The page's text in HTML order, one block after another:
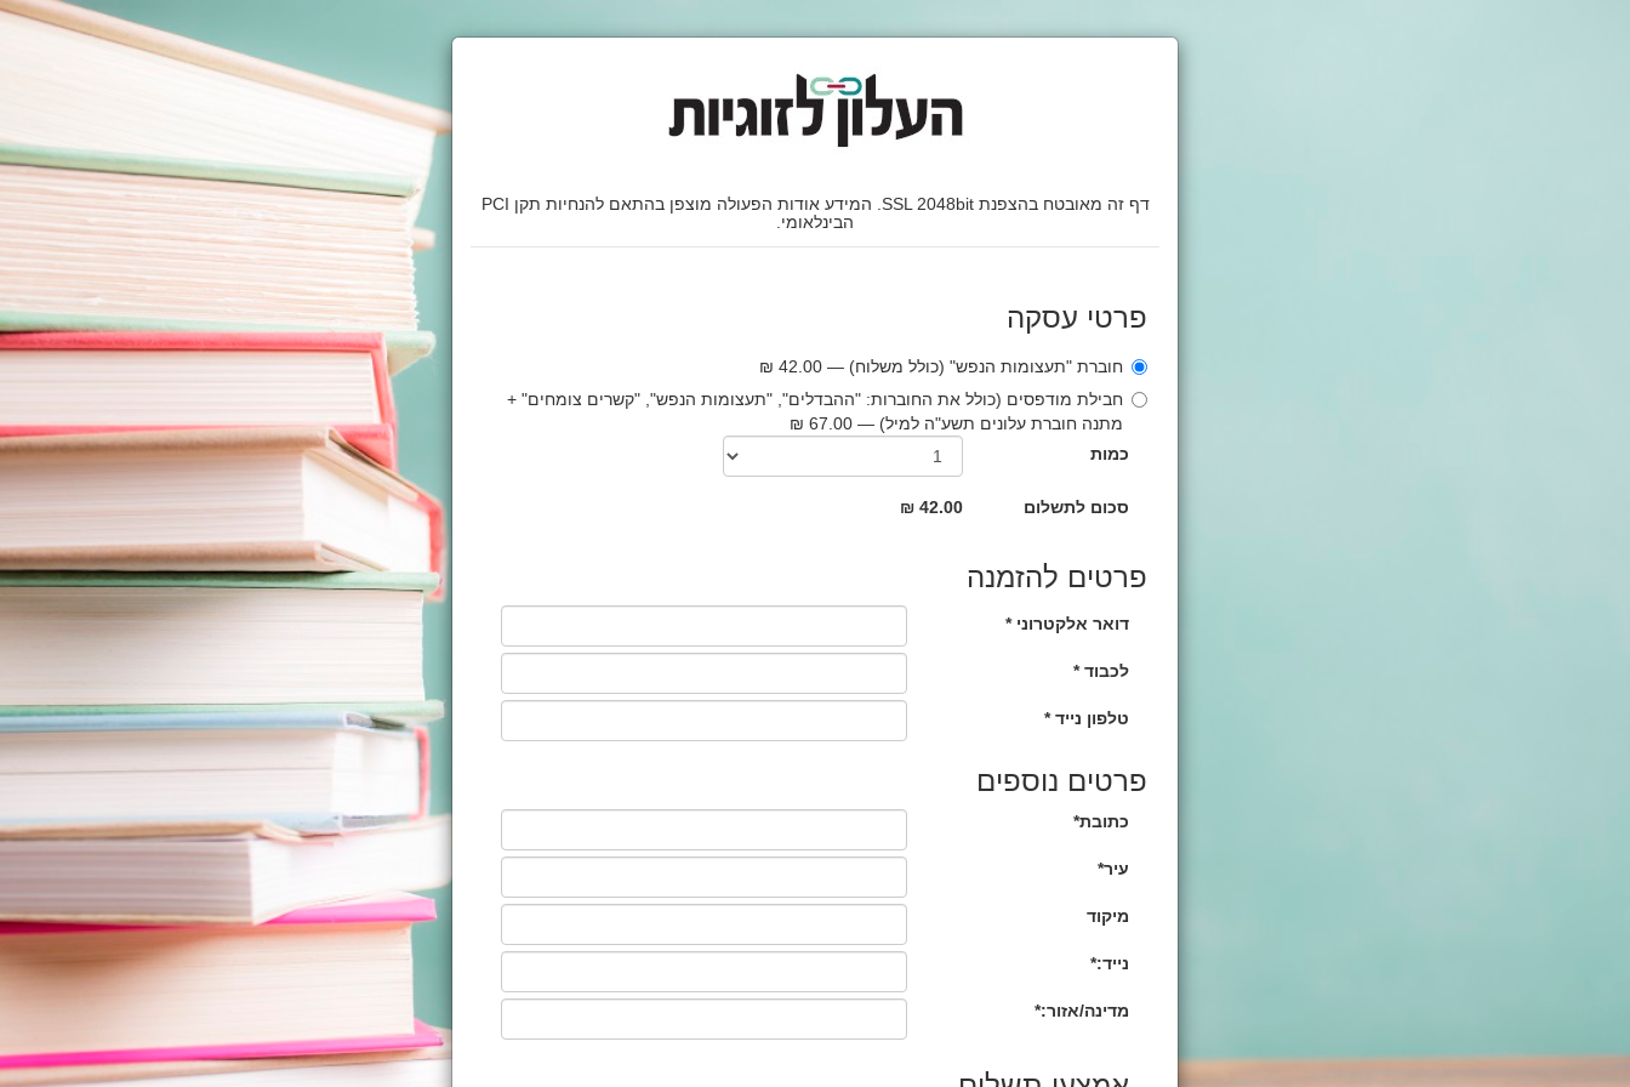
דף זה מאובטח בהצפנת SSL 2048bit. המידע אודות הפעולה מוצפן בהתאם להנחיות תקן PCI
הבינלאומי.
פרטי עסקה
חוברת "תעצומות הנפש" (כולל משלוח) — 42.00 ₪
חבילת מודפסים (כולל את החוברות: "ההבדלים", "תעצומות הנפש", "קשרים צומחים" +
מתנה חוברת עלונים תשע"ה למיל) — 67.00 ₪
כמות
סכום לתשלום 42.00 ₪
פרטים להזמנה
דואר אלקטרוני *
לכבוד *
טלפון נייד *
פרטים נוספים
כתובת*
עיר*
מיקוד
נייד:*
מדינה/אזור:*